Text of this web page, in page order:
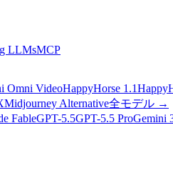
LLMsMCP
Omni VideoHappyHorse 1.1
Midjourney Alternative全モデル →
FableGPT-5.5GPT-5.5 ProGemini